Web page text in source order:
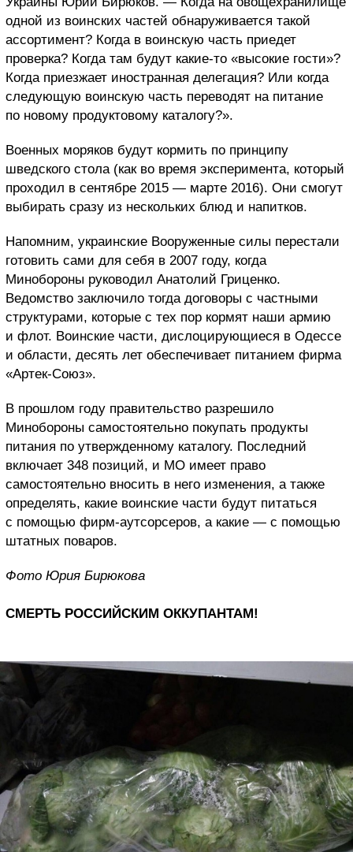
одной из воинских частей обнаруживается такой
ассортимент? Когда в воинскую часть приедет
проверка? Когда там будут какие-то «высокие гости»?
Когда приезжает иностранная делегация? Или когда
следующую воинскую часть переводят на питание
по новому продуктовому каталогу?».
Военных моряков будут кормить по принципу
шведского стола (как во время эксперимента, который
проходил в сентябре 2015 — марте 2016). Они смогут
выбирать сразу из нескольких блюд и напитков.
Напомним, украинские Вооруженные силы перестали
готовить сами для себя в 2007 году, когда
Минобороны руководил Анатолий Гриценко.
Ведомство заключило тогда договоры с частными
структурами, которые с тех пор кормят наши армию
и флот. Воинские части, дислоцирующиеся в Одессе
и области, десять лет обеспечивает питанием фирма
«Артек-Союз».
В прошлом году правительство разрешило
Минобороны самостоятельно покупать продукты
питания по утвержденному каталогу. Последний
включает 348 позиций, и МО имеет право
самостоятельно вносить в него изменения, а также
определять, какие воинские части будут питаться
с помощью фирм-аутсорсеров, а какие — с помощью
штатных поваров.
Фото Юрия Бирюкова
СМЕРТЬ РОССИЙСКИМ ОККУПАНТАМ!